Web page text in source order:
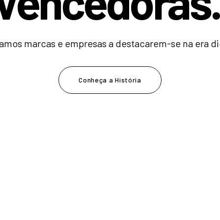
marcas e empresas a destacarem-se na era
Conheça a História